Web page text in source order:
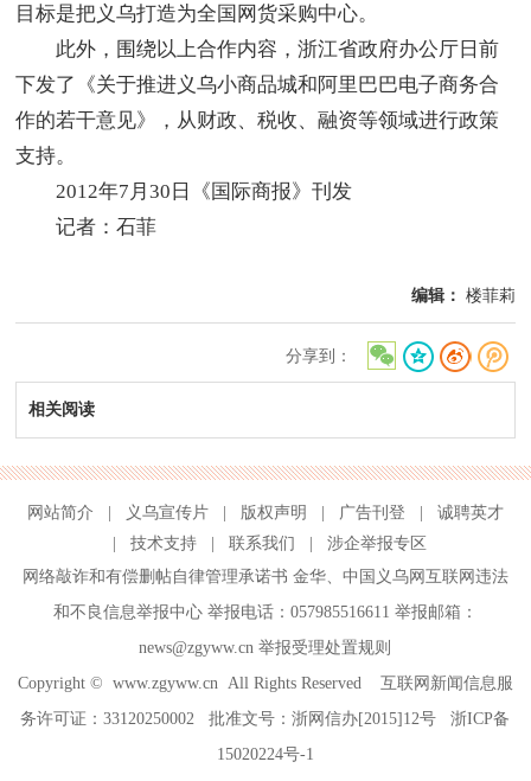
目标是把义乌打造为全国网货采购中心。
此外，围绕以上合作内容，浙江省政府办公厅日前
下发了《关于推进义乌小商品城和阿里巴巴电子商务合
作的若干意见》，从财政、税收、融资等领域进行政策
支持。
2012年7月30日《国际商报》刊发
记者：石菲
编辑： 楼菲莉
分享到：
相关阅读
网站简介 义乌宣传片 版权声明 广告刊登
诚聘英才
技术支持 联系我们
涉企举报专区
网络敲诈和有偿删帖自律管理承诺书 金华、 中国义乌网互联网违法
和不良信息举报中心举报电话：057985516611 举报邮箱：
news@zgyww.cn举报受理处置规则
Copyright © www.zgyww.cnAll Rights Reserved 互联网新闻信息服
务许可证：33120250002 批准文号：浙网信办[2015]12号浙ICP备
15020224号-1